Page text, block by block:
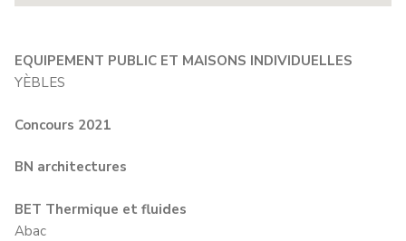
EQUIPEMENT PUBLIC ET MAISONS INDIVIDUELLES
YÈBLES
Concours 2021
BN architectures
BET Thermique et fluides
Abac